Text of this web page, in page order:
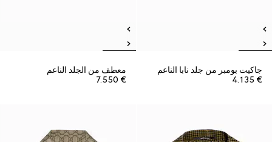
جاكيت بومبر من جلد نابا الناعم
€ 4.135
معطف من الجلد الناعم
€ 7.550